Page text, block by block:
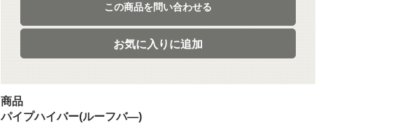
この商品を問い合わせる
お気に入りに追加
商品
パイプハイバー(ルーフバ―)